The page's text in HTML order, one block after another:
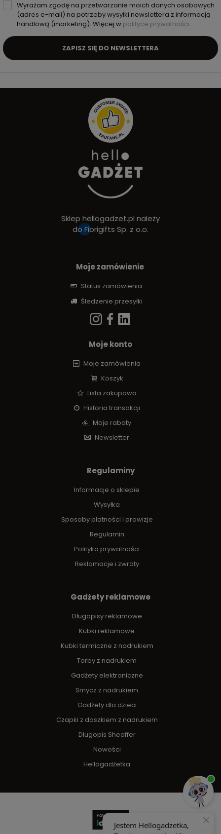
Wyrażam zgodę na przetwarzanie moich danych osobowych
(adres e-mail) na potrzeby wysyłki newslettera z informacją
handlową (marketing). Więcej w polityce prywatności.
ZAPISZ SIĘ DO NEWSLETTERA
Sklep hellogadzet.pl należy
do Fiorigifts Sp. z o.o.
Moje zamówienie
Status zamówienia
Śledzenie przesyłki
Moje konto
Moje zamówienia
Koszyk
Lista zakupowa
Historia transakcji
Moje rabaty
Newsletter
Regulaminy
Informacje o sklepie
Wysyłka
Sposoby płatności i prowizje
Regulamin
Polityka prywatności
Reklamacje i zwroty
Gadżety reklamowe
Długopisy reklamowe
Kubki reklamowe
Kubki termiczne z nadrukiem
Torby z nadrukiem
Gadżety elektroniczne
Smycz z nadrukiem
Gadżety dla dzieci
Czapki z daszkiem z nadrukiem
Długopis Sheaffer
Nowości
Hellogadżetka